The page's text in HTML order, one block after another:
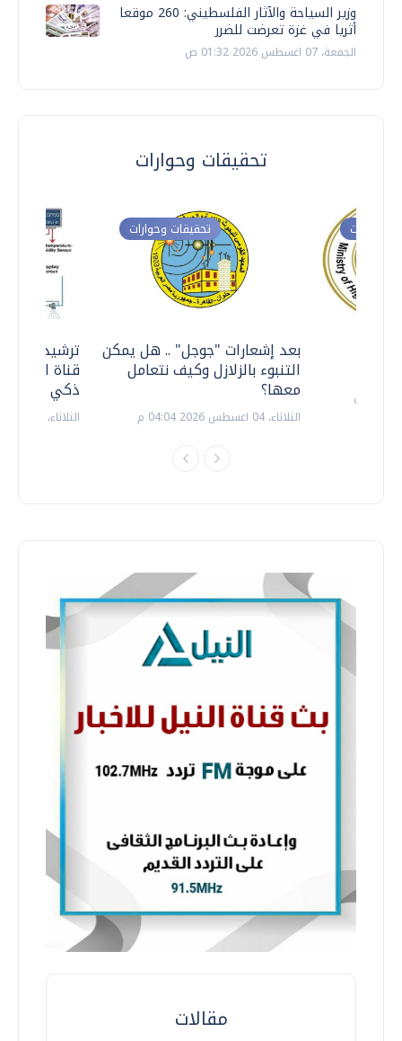
وزير السياحة والآثار الفلسطيني: 260 موقعا
أثريا في غزة تعرضت للضرر
الجمعة، 07 اغسطس 2026 01:32 ص
تحقيقات وحوارات
ترشيدا
قناة
ذكي
الثلاثاء، 14 يوليو 2026 06:11 م
تحقيقات وحوارات
بعد إشعارات "جوجل" .. هل يمكن
التنبوء بالزلازل وكيف نتعامل
معها؟
الثلاثاء، 04 اغسطس 2026 04:04 م
وحوارات
مقالات